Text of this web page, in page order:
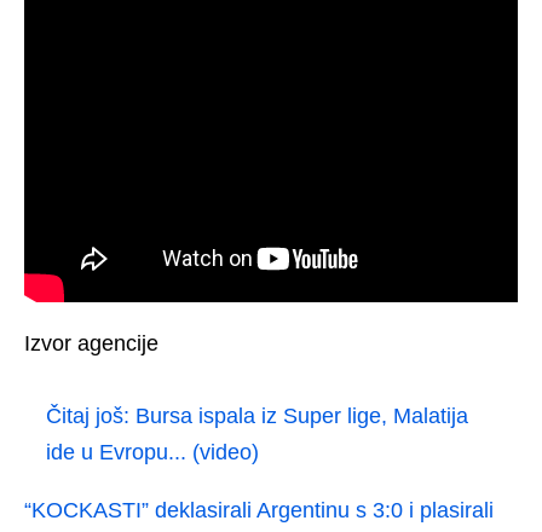
Izvor agencije
Čitaj još: Bursa ispala iz Super lige, Malatija
ide u Evropu... (video)
“KOCKASTI” deklasirali Argentinu s 3:0 i plasirali